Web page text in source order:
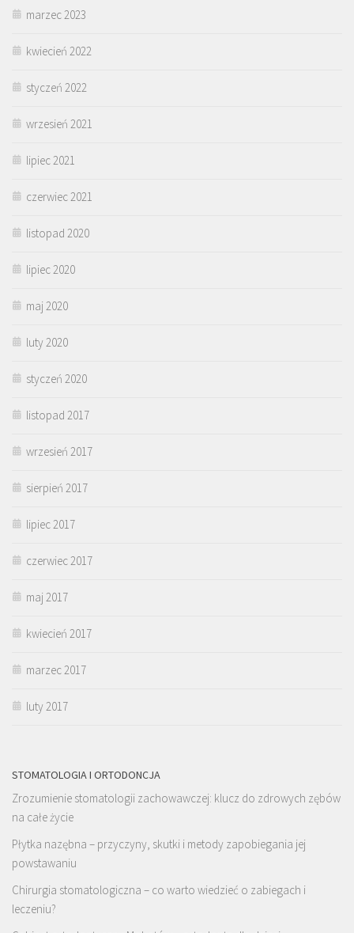
marzec 2023
kwiecień 2022
styczeń 2022
wrzesień 2021
lipiec 2021
czerwiec 2021
listopad 2020
lipiec 2020
maj 2020
luty 2020
styczeń 2020
listopad 2017
wrzesień 2017
sierpień 2017
lipiec 2017
czerwiec 2017
maj 2017
kwiecień 2017
marzec 2017
luty 2017
STOMATOLOGIA I ORTODONCJA
Zrozumienie stomatologii zachowawczej: klucz do zdrowych zębów
na całe życie
Płytka nazębna – przyczyny, skutki i metody zapobiegania jej
powstawaniu
Chirurgia stomatologiczna – co warto wiedzieć o zabiegach i
leczeniu?